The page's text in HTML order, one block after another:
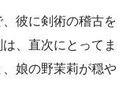
彼に剣術の稽古を
、直次にとってま
娘の野茉莉が穏や